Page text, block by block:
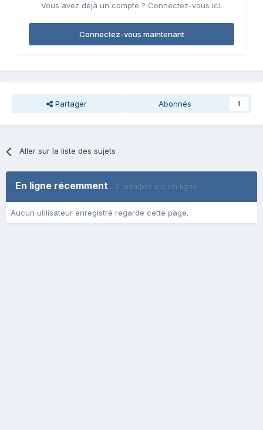
Vous avez déjà un compte ? Connectez-vous ici.
Connectez-vous maintenant
Partager Abonnés 1
Aller sur la liste des sujets
En ligne récemment 0 membre est en ligne
Aucun utilisateur enregistré regarde cette page.